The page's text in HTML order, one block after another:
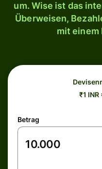
um. Wise ist das
Überweisen,
mit einem
₹1 INR
Betrag